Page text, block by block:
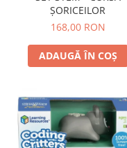
ȘORICEILOR
168,00 RON
ADAUGĂ ÎN COȘ